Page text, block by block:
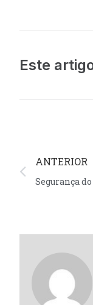
Este
ANTERIOR